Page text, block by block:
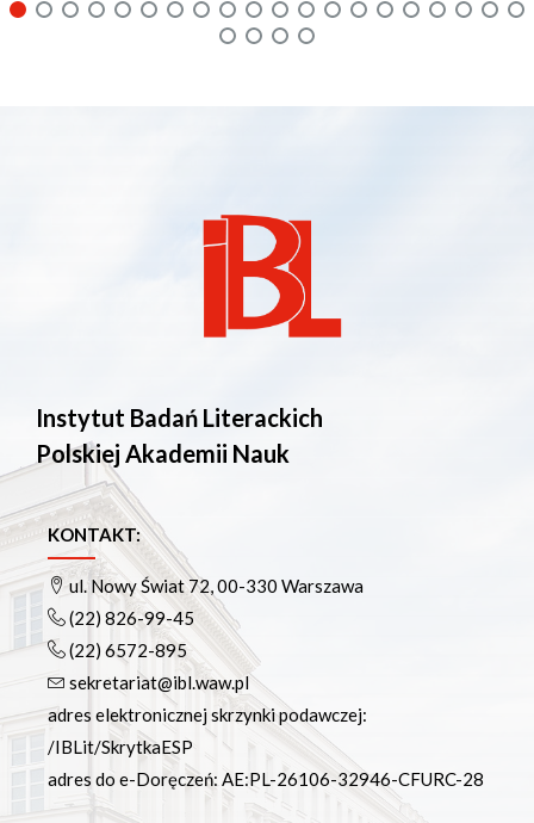
Instytut Badań Literackich
Polskiej Akademii Nauk
KONTAKT:
ul. Nowy Świat 72, 00-330 Warszawa
(22) 826-99-45
(22) 6572-895
sekretariat@ibl.waw.pl
adres elektronicznej skrzynki podawczej:
/IBLit/SkrytkaESP
adres do e-Doręczeń: AE:PL-26106-32946-CFURC-28